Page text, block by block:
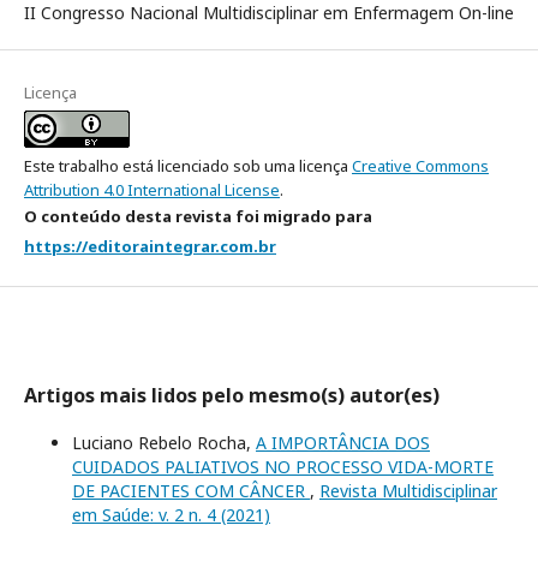
II Congresso Nacional Multidisciplinar em Enfermagem On-line
Licença
Este trabalho está licenciado sob uma licença Creative Commons
Attribution 4.0 International License.
O conteúdo desta revista foi migrado para
https://editoraintegrar.com.br
Artigos mais lidos pelo mesmo(s) autor(es)
Luciano Rebelo Rocha, A IMPORTÂNCIA DOS
CUIDADOS PALIATIVOS NO PROCESSO VIDA-MORTE
DE PACIENTES COM CÂNCER , Revista Multidisciplinar
em Saúde: v. 2 n. 4 (2021)